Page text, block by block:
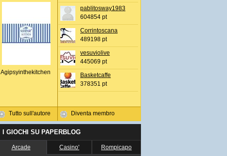
Agipsyinthekitchen
Tutto sull'autore
pablitosway1983
604854 pt
Corrintoscana
489198 pt
vesuviolive
445069 pt
Basketcaffe
378351 pt
Diventa membro
I GIOCHI SU PAPERBLOG
Arcade Casino' Rompicapo